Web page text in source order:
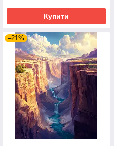
Купити
–21%